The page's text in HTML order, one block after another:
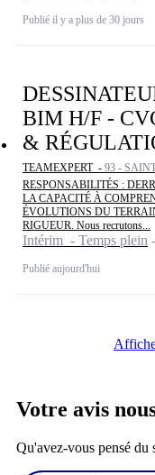
Publié il y a plus de 30 jours
BIM H/F -
&
TEAMEXPERT - 93 -
RESPONSABILITÉS :
LA CAPACITÉ À
ÉVOLUTIONS DU
RIGUEUR. Nous recrutons...
Intérim - Temps plein
Publié aujourd'hui
Votre avis
Qu'avez-vous pensé du